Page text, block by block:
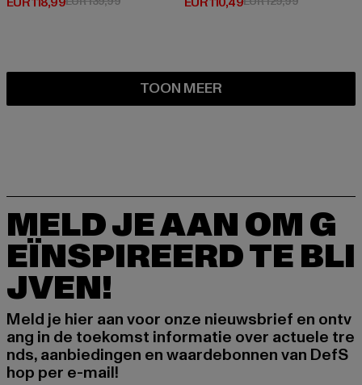
TOON MEER
MELD JE AAN OM G
EÏNSPIREERD TE BLI
JVEN!
Meld je hier aan voor onze nieuwsbrief en ontv
ang in de toekomst informatie over actuele tre
nds, aanbiedingen en waardebonnen van DefS
hop per e-mail!